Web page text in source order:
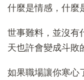
什麼是情感，什麼
世事難料，並沒有
天也許會變成斗敗
如果職場讓你寒心